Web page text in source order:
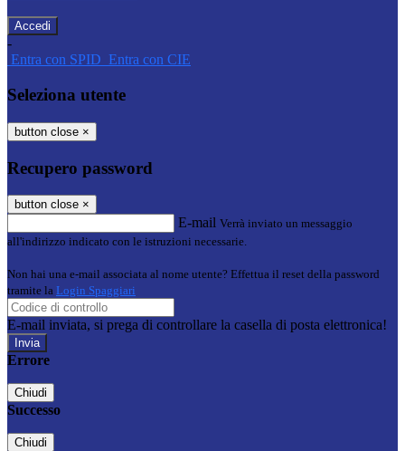
-
Entra con SPID Entra con CIE
Seleziona utente
button close ×
Recupero password
button close ×
E-mail Verrà inviato un messaggio
all'indirizzo indicato con le istruzioni necessarie.
Non hai una e-mail associata al nome utente? Effettua il reset della password
tramite la Login Spaggiari
E-mail inviata, si prega di controllare la casella di posta elettronica!
Errore
Chiudi
Successo
Chiudi